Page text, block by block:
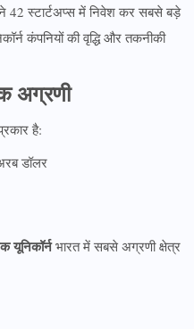
42 स्टार्टअप्स में निवेश कर सबसे बड़े
कंपनियों की वृद्धि और तकनीकी
अग्रणी
है:
डॉलर
यूनिकॉर्नभारत में सबसे अग्रणी क्षेत्र